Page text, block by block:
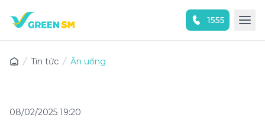
1555
Tin tức Ăn uống
08/02/2025 19:20